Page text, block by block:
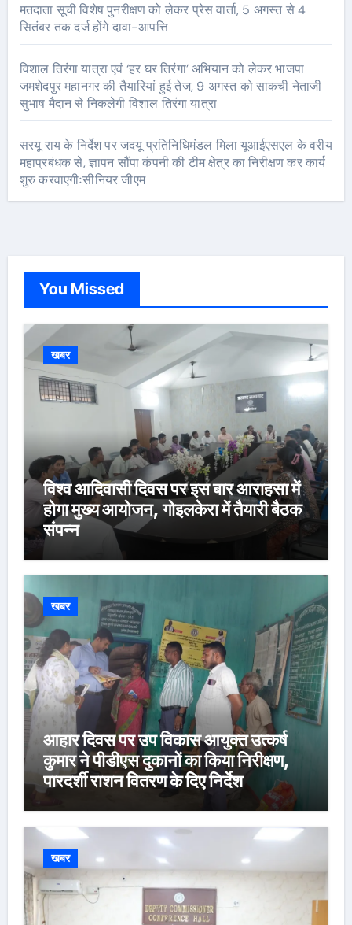
मतदाता सूची विशेष पुनरीक्षण को लेकर प्रेस वार्ता, 5 अगस्त से 4
सितंबर तक दर्ज होंगे दावा-आपत्ति
विशाल तिरंगा यात्रा एवं ‘हर घर तिरंगा’ अभियान को लेकर भाजपा
जमशेदपुर महानगर की तैयारियां हुई तेज, 9 अगस्त को साकची नेताजी
सुभाष मैदान से निकलेगी विशाल तिरंगा यात्रा
सरयू राय के निर्देश पर जदयू प्रतिनिधिमंडल मिला यूआईएसएल के वरीय
महाप्रबंधक से, ज्ञापन सौंपा कंपनी की टीम क्षेत्र का निरीक्षण कर कार्य
शुरु करवाएगीःसीनियर जीएम
You Missed
खबर
विश्व आदिवासी दिवस पर इस बार आराहसा में
होगा मुख्य आयोजन, गोइलकेरा में तैयारी बैठक
संपन्न
खबर
आहार दिवस पर उप विकास आयुक्त उत्कर्ष
कुमार ने पीडीएस दुकानों का किया निरीक्षण,
पारदर्शी राशन वितरण के दिए निर्देश
खबर